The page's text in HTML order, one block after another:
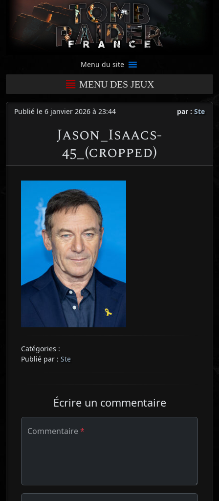
Menu du site
MENU DES JEUX
Publié le 6 janvier 2026 à 23:44 par : Ste
Jason_Isaacs-
45_(cropped)
Catégories :
Publié par : Ste
Écrire un commentaire
Commentaire*